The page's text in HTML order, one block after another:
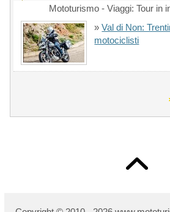
Mototurismo - Viaggi: Tour in
»Val di Non:
motociclisti